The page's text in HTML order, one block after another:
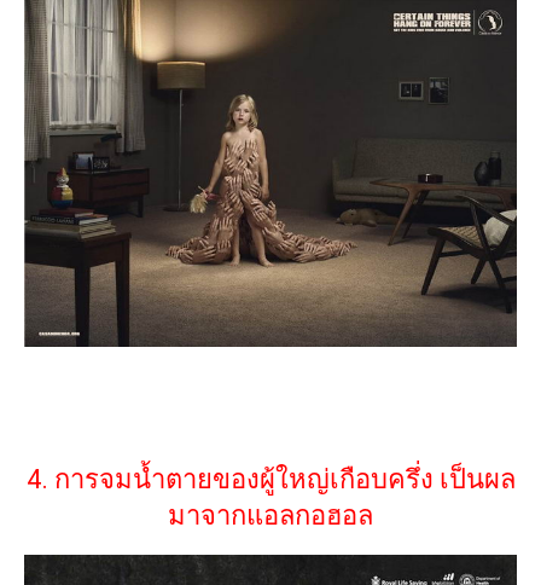
4. การจมน้ำตายของผู้ใหญ่เกือบครึ่ง เป็นผล
มาจากแอลกอฮอล